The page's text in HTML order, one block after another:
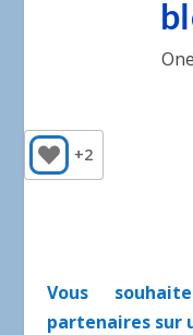
+2
Vous
partenaires sur